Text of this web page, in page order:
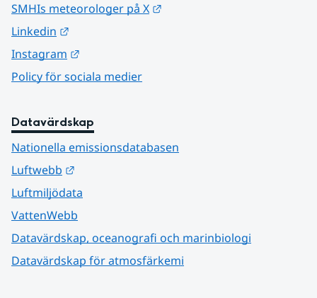
SMHIs meteorologer på X
Linkedin
Instagram
Policy för sociala medier
Datavärdskap
Nationella emissionsdatabasen
Luftwebb
Luftmiljödata
VattenWebb
Datavärdskap, oceanografi och marinbiologi
Datavärdskap för atmosfärkemi